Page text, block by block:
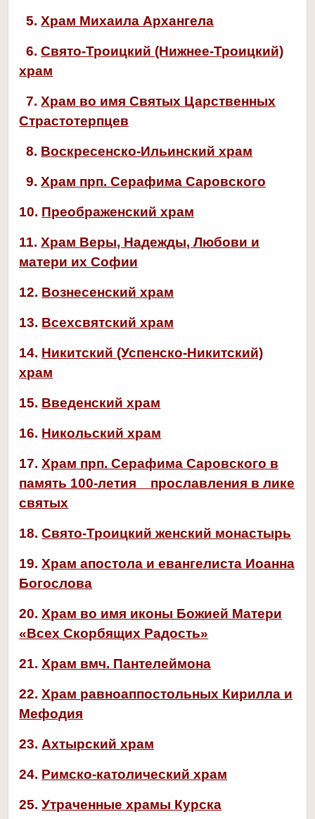
5.Храм Михаила Архангела
6.Свято-Троицкий (Нижнее-Троицкий)
храм
7.Храм во имя Святых Царственных
Страстотерпцев
8. Воскресенско-Ильинский храм
9.Храм прп. Серафима Саровского
10. Преображенский храм
11.Храм Веры, Надежды, Любови и
матери их Софии
12. Вознесенский храм
13. Всехсвятский храм
14. Никитский (Успенско-Никитский)
храм
15. Введенский храм
16. Никольский храм
17.Храм прп. Серафима Саровского в
память 100-летия прославления в лике
святых
18.Свято-Троицкий женский монастырь
19.Храм апостола и евангелиста Иоанна
Богослова
20.Храм во имя иконы Божией Матери
«Всех Скорбящих Радость»
21.Храм вмч. Пантелеймона
22.Храм равноаппостольных Кирилла и
Мефодия
23.Ахтырский храм
24. Римско-католический храм
25.Утраченные храмы Курска